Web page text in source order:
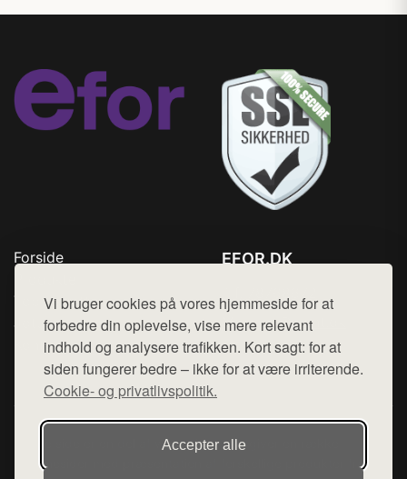
Vi bruger cookies på vores hjemmeside for at
forbedre din oplevelse, vise mere relevant
indhold og analysere trafikken. Kort sagt: for at
siden fungerer bedre – ikke for at være irriterende.
Cookie- og privatlivspolitik.
Accepter alle
Forside
Top Rabatter
Jotun maling
Kontakt
EFOR.DK
Mail: hej@want.dk
Cookie- og privatlivspolitik
Denne side er en del af want.dk, der udgiver en række
hjemmesider med præsentation af forskellige produkter fra